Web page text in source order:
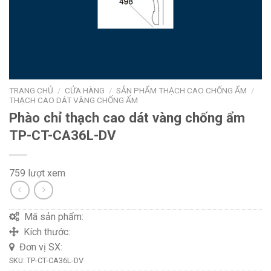
TRANG CHỦ / CỬA HÀNG / SẢN PHẨM THẠCH CAO CHỐNG ẨM /
THẠCH CAO DÁT VÀNG CHỐNG ẨM
Phào chỉ thạch cao dát vàng chống ẩm
TP-CT-CA36L-DV
759 lượt xem
Mã sản phẩm:
Kích thước:
Đơn vị SX:
SKU: TP-CT-CA36L-DV